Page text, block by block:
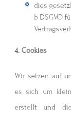
dies
b DSGVO
4. Cookies
Wir setzen auf
es sich um
erstellt und